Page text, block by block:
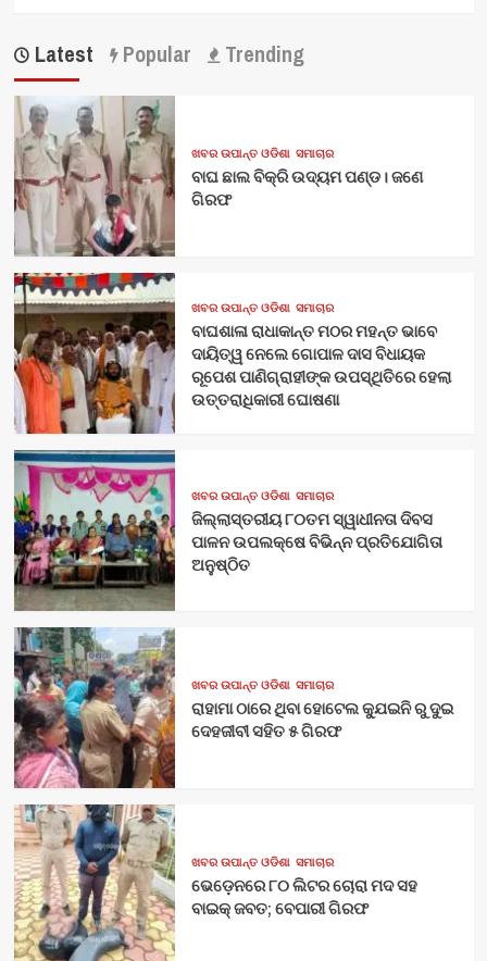
Latest Popular Trending
ଖବର ଉପାନ୍ତ ଓଡିଶା ସମାଚାର
ବାଘ ଛାଲ ବିକ୍ରି ଉଦ୍ୟମ ପଣ୍ଡ। ଜଣେ
ଗିରଫ
ଖବର ଉପାନ୍ତ ଓଡିଶା ସମାଚାର
ବାଘଶାଳା ରାଧାକାନ୍ତ ମଠର ମହନ୍ତ ଭାବେ
ଦାୟିତ୍ୱ ନେଲେ ଗୋପାଳ ଦାସ ବିଧାୟକ
ରୂପେଶ ପାଣିଗ୍ରାହୀଙ୍କ ଉପସ୍ଥିତିରେ ହେଲା
ଉତ୍ତରାଧିକାରୀ ଘୋଷଣା
ଖବର ଉପାନ୍ତ ଓଡିଶା ସମାଚାର
ଜିଲ୍ଲାସ୍ତରୀୟ ୮୦ତମ ସ୍ୱାଧୀନତା ଦିବସ
ପାଳନ ଉପଲକ୍ଷେ ବିଭିନ୍ନ ପ୍ରତିଯୋଗିତା
ଅନୁଷ୍ଠିତ
ଖବର ଉପାନ୍ତ ଓଡିଶା ସମାଚାର
ରାହାମା ଠାରେ ଥିବା ହୋଟେଲ କ୍ଯୁଇନି ରୁ ଦୁଇ
ଦେହଜୀବୀ ସହିତ ୫ ଗିରଫ
ଖବର ଉପାନ୍ତ ଓଡିଶା ସମାଚାର
ଭେଡ଼େନରେ ୮୦ ଲିଟର ଚୋରା ମଦ ସହ
ବାଇକ୍ ଜବତ; ବେପାରୀ ଗିରଫ